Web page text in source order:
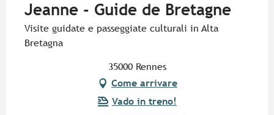
Jeanne - Guide de Bretagne
Visite guidate e passeggiate culturali in Alta
Bretagna
35000 Rennes
Come arrivare
Vado in treno!